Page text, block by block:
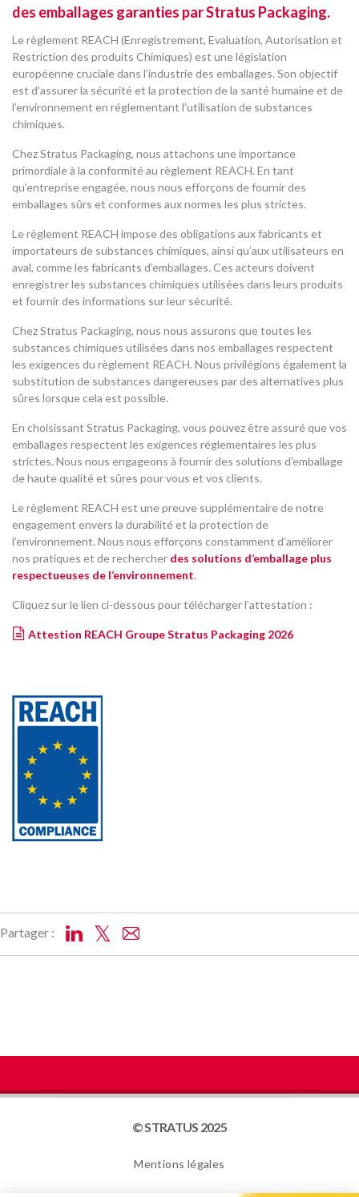
des emballages garanties par Stratus Packaging.
Le règlement REACH (Enregistrement, Evaluation, Autorisation et
Restriction des produits Chimiques) est une législation
européenne cruciale dans l’industrie des emballages. Son objectif
est d’assurer la sécurité et la protection de la santé humaine et de
l’environnement en réglementant l’utilisation de substances
chimiques.
Chez Stratus Packaging, nous attachons une importance
primordiale à la conformité au règlement REACH. En tant
qu’entreprise engagée, nous nous efforçons de fournir des
emballages sûrs et conformes aux normes les plus strictes.
Le règlement REACH impose des obligations aux fabricants et
importateurs de substances chimiques, ainsi qu’aux utilisateurs en
aval, comme les fabricants d’emballages. Ces acteurs doivent
enregistrer les substances chimiques utilisées dans leurs produits
et fournir des informations sur leur sécurité.
Chez Stratus Packaging, nous nous assurons que toutes les
substances chimiques utilisées dans nos emballages respectent
les exigences du règlement REACH. Nous privilégions également la
substitution de substances dangereuses par des alternatives plus
sûres lorsque cela est possible.
En choisissant Stratus Packaging, vous pouvez être assuré que vos
emballages respectent les exigences réglementaires les plus
strictes. Nous nous engageons à fournir des solutions d’emballage
de haute qualité et sûres pour vous et vos clients.
Le règlement REACH est une preuve supplémentaire de notre
engagement envers la durabilité et la protection de
l’environnement. Nous nous efforçons constamment d’améliorer
nos pratiques et de rechercher des solutions d’emballage plus
respectueuses de l’environnement.
Cliquez sur le lien ci-dessous pour télécharger l’attestation :
Attestion REACH Groupe Stratus Packaging 2026
Partager :
© STRATUS 2025
Mentions légales